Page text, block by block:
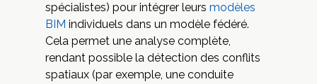
spécialistes) pour intégrer leurs modèles
BIM individuels dans un modèle fédéré.
Cela permet une analyse complète,
rendant possible la détection des conflits
spatiaux (par exemple, une conduite